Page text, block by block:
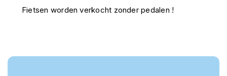
Fietsen worden verkocht zonder pedalen !